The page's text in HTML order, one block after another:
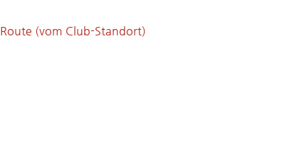
Route (vom Club-Standort)